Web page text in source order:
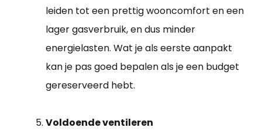
leiden tot een prettig wooncomfort en een
lager gasverbruik, en dus minder
energielasten. Wat je als eerste aanpakt
kan je pas goed bepalen als je een budget
gereserveerd hebt.
Voldoende ventileren